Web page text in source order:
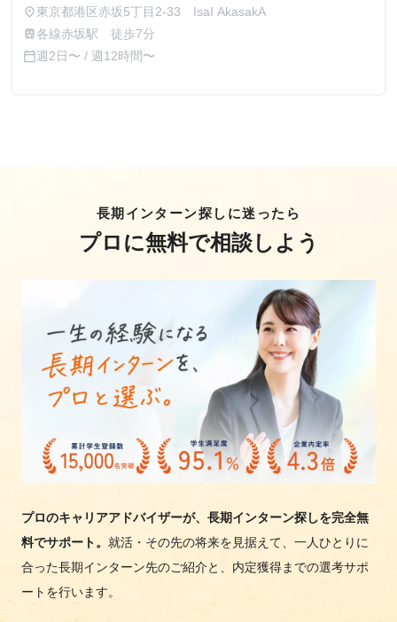
同条件
place東京都港区赤坂5丁目2-33 IsaI AkasakA
train 各線赤坂駅 徒歩7分
calendar_today週2日〜 / 週12時間〜
長期インターン探しに迷ったら
プロに無料で相談しよう
プロのキャリアアドバイザーが、長期インターン探しを完全無
料でサポート。 就活・その先の将来を見据えて、一人ひとりに
合った長期インターン先のご紹介と、内定獲得までの選考サポ
ートを行います。